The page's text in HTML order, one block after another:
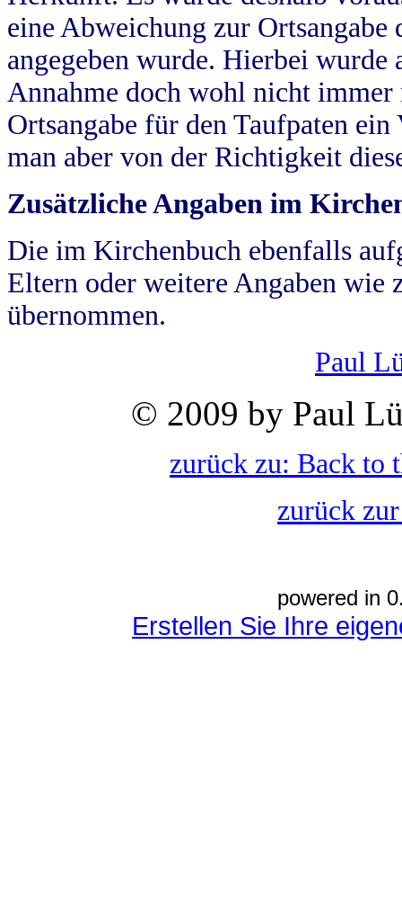
eine Abweichung zur
angegeben wurde. Hierbei wurde
Annahme doch wohl nicht
Ortsangabe für den Taufpaten
man aber von der Richtigkeit
Zusätzliche Angaben im
Die im Kirchenbuch ebenfalls
Eltern oder weitere Angaben wie
übernommen.
Paul
© 2009 by Paul
zurück zu: Back to
zurück
powered in
Erstellen Sie Ihre